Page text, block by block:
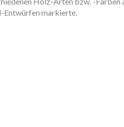
Entwürfen markierte.